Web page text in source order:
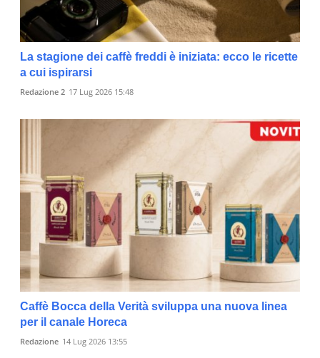
La stagione dei caffè freddi è iniziata: ecco le ricette
a cui ispirarsi
Redazione 2 17 Lug 2026 15:48
Caffè Bocca della Verità sviluppa una nuova linea
per il canale Horeca
Redazione 14 Lug 2026 13:55